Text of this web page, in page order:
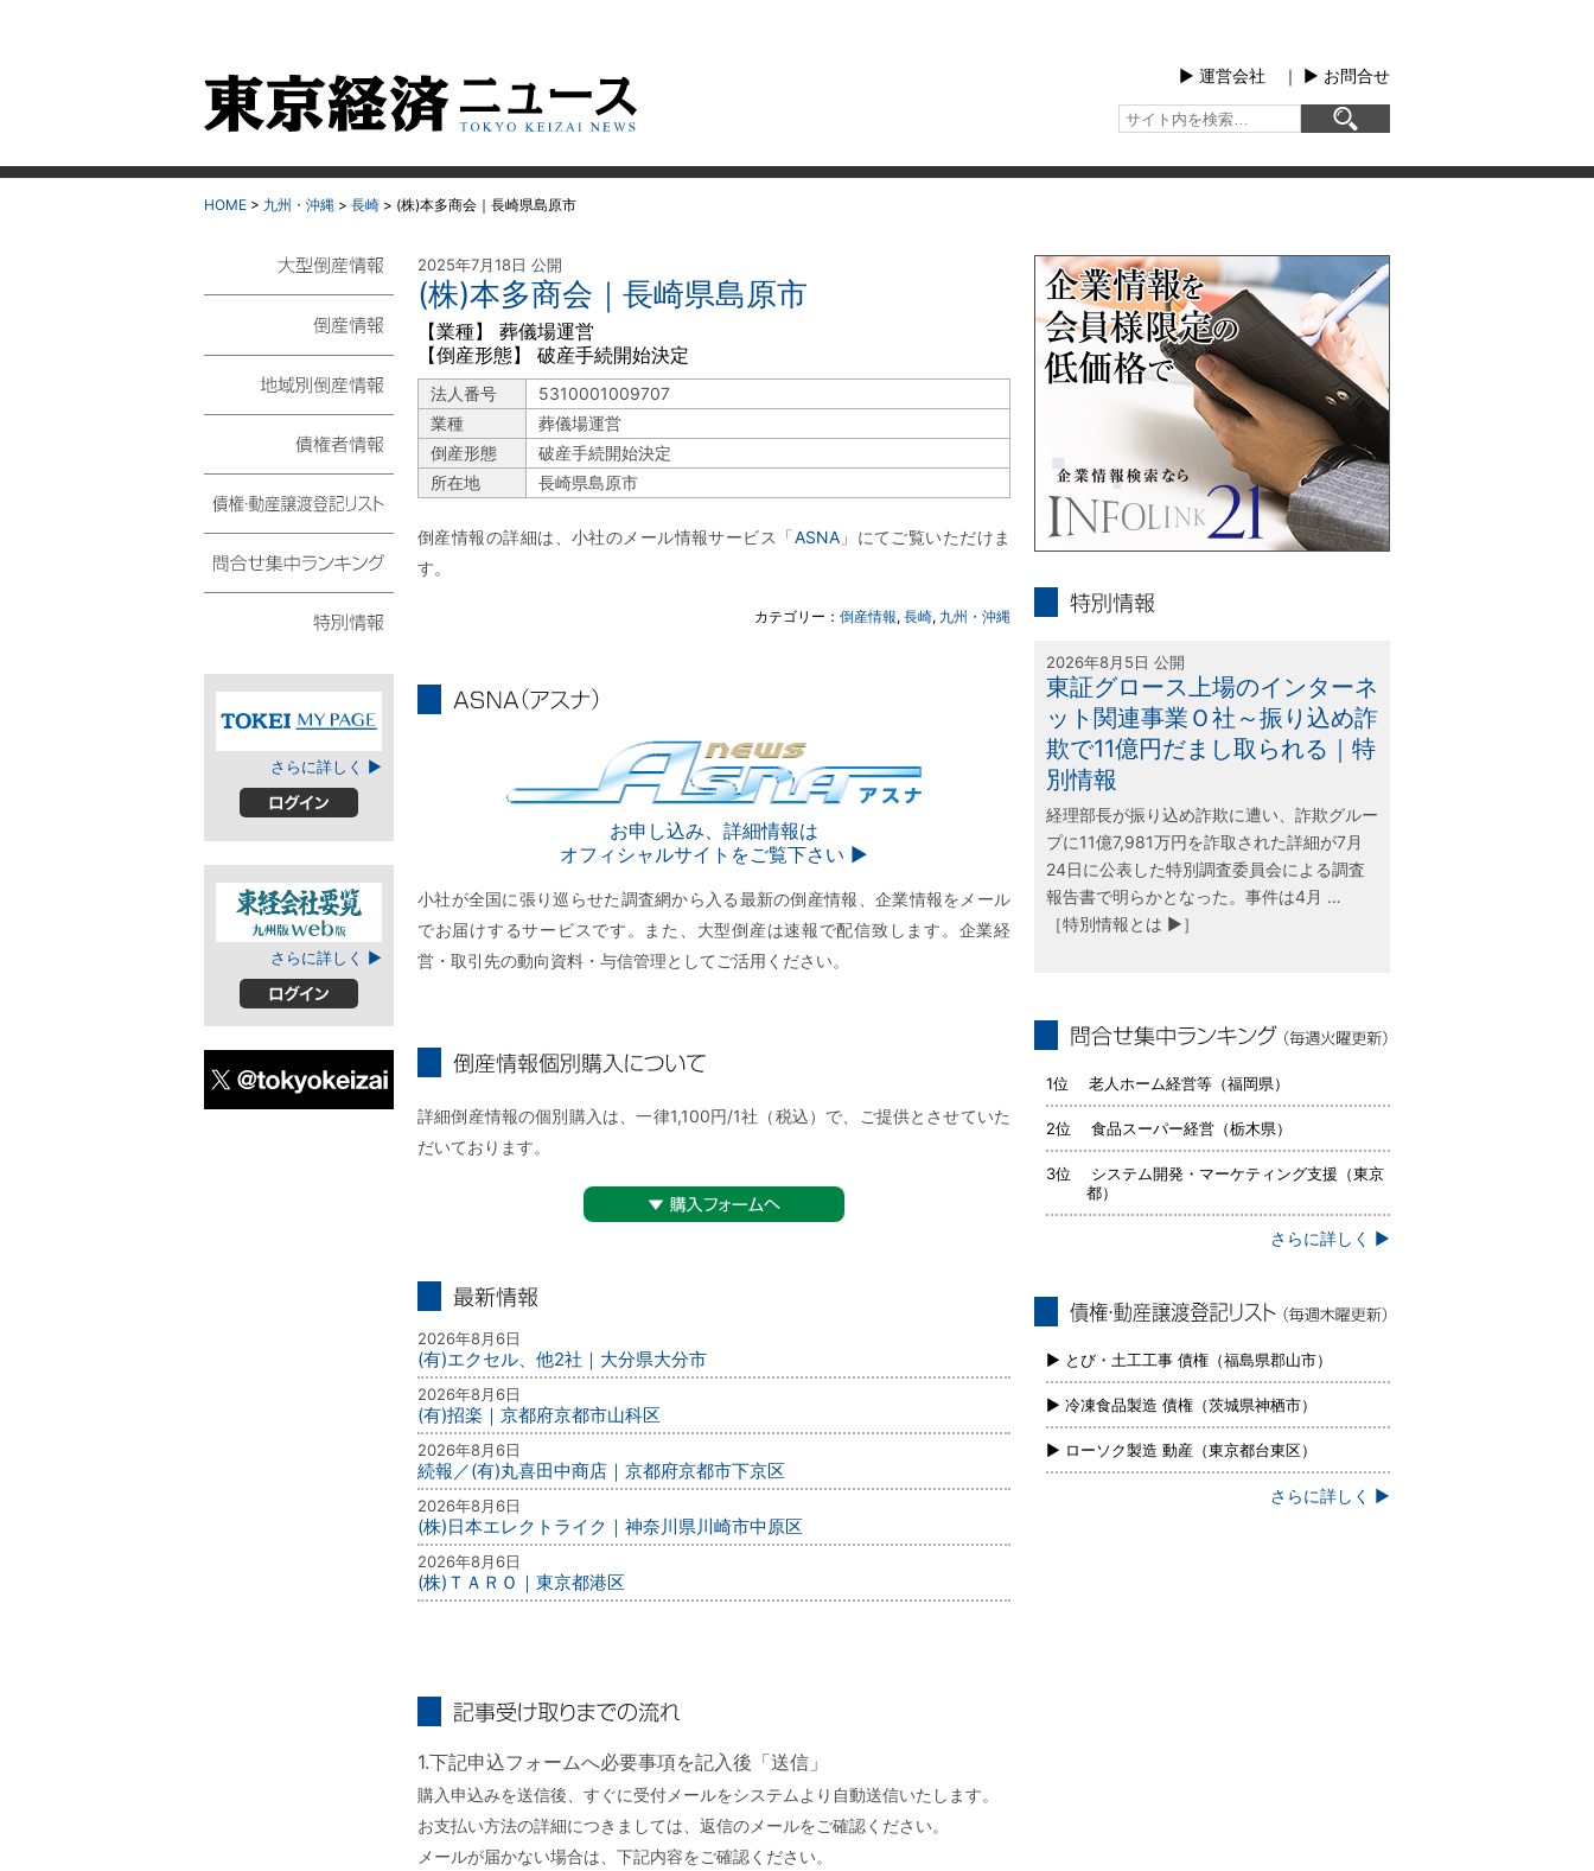
▶︎ 運営会社 ｜ ▶︎ お問合せ
HOME > 九州・沖縄 > 長崎 > (株)本多商会｜長崎県島原市
2025年7月18日 公開
(株)本多商会｜長崎県島原市
【業種】 葬儀場運営
【倒産形態】 破産手続開始決定
法人番号
5310001009707
業種
葬儀場運営
倒産形態
破産手続開始決定
所在地
長崎県島原市
倒産情報の詳細は、小社のメール情報サービス「ASNA」にてご覧いただけま
す。
カテゴリー： 倒産情報, 長崎, 九州・沖縄
お申し込み、詳細情報は
オフィシャルサイトをご覧下さい ▶︎
小社が全国に張り巡らせた調査網から入る最新の倒産情報、企業情報をメール
でお届けするサービスです。また、大型倒産は速報で配信致します。企業経
営・取引先の動向資料・与信管理としてご活用ください。
詳細倒産情報の個別購入は、一律1,100円/1社（税込）で、ご提供とさせていた
だいております。
2026年8月6日
(有)エクセル、他2社｜大分県大分市
2026年8月6日
(有)招楽｜京都府京都市山科区
2026年8月6日
続報／(有)丸喜田中商店｜京都府京都市下京区
2026年8月6日
(株)日本エレクトライク｜神奈川県川崎市中原区
2026年8月6日
(株)ＴＡＲＯ｜東京都港区
1.下記申込フォームへ必要事項を記入後「送信」
購入申込みを送信後、すぐに受付メールをシステムより自動送信いたします。
お支払い方法の詳細につきましては、返信のメールをご確認ください。
メールが届かない場合は、下記内容をご確認ください。
スト
TOKEIマイページ
さらに詳しく ▶
東経会社要覧web
さらに詳しく ▶
ログイン
2026年8月5日 公開
東証グロース上場のインターネ
ット関連事業Ｏ社～振り込め詐
欺で11億円だまし取られる｜特
別情報
経理部長が振り込め詐欺に遭い、詐欺グルー
プに11億7,981万円を詐取された詳細が7月
24日に公表した特別調査委員会による調査
報告書で明らかとなった。事件は4月 …
［特別情報とは ▶］
1位 老人ホーム経営等（福岡県）
2位 食品スーパー経営（栃木県）
3位 システム開発・マーケティング支援（東京
都）
さらに詳しく ▶
新）
▶ とび・土工工事 債権（福島県郡山市）
▶ 冷凍食品製造 債権（茨城県神栖市）
▶ ローソク製造 動産（東京都台東区）
さらに詳しく ▶